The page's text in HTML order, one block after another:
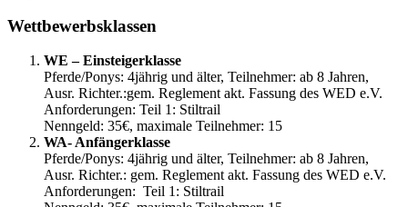
Wettbewerbsklassen
WE – Einsteigerklasse
Pferde/Ponys: 4jährig und älter, Teilnehmer: ab 8 Jahren,
Ausr. Richter.:gem. Reglement akt. Fassung des WED e.V.
Anforderungen: Teil 1: Stiltrail
Nenngeld: 35€, maximale Teilnehmer: 15
WA- Anfängerklasse
Pferde/Ponys: 4jährig und älter, Teilnehmer: ab 8 Jahren,
Ausr. Richter.: gem. Reglement akt. Fassung des WED e.V.
Anforderungen: Teil 1: Stiltrail